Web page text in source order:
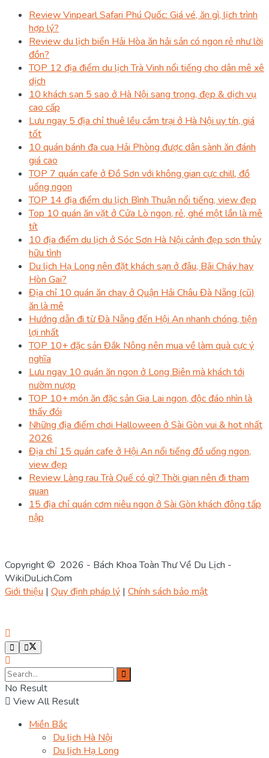
Review Vinpearl Safari Phú Quốc: Giá vé, ăn gì, lịch trình
hợp lý?
Review du lịch biển Hải Hòa ăn hải sản có ngon rẻ như lời
đồn?
TOP 12 địa điểm du lịch Trà Vinh nổi tiếng cho dân mê xê
dịch
10 khách sạn 5 sao ở Hà Nội sang trọng, đẹp & dịch vụ
cao cấp
Lưu ngay 5 địa chỉ thuê lều cắm trại ở Hà Nội uy tín, giá
tốt
10 quán bánh đa cua Hải Phòng được dân sành ăn đánh
giá cao
TOP 7 quán cafe ở Đồ Sơn với không gian cực chill, đồ
uống ngon
TOP 14 địa điểm du lịch Bình Thuận nổi tiếng, view đẹp
Top 10 quán ăn vặt ở Cửa Lò ngon, rẻ, ghé một lần là mê
tít
10 địa điểm du lịch ở Sóc Sơn Hà Nội cảnh đẹp sơn thủy
hữu tình
Du lịch Hạ Long nên đặt khách sạn ở đâu, Bãi Cháy hay
Hòn Gai?
Địa chỉ 10 quán ăn chay ở Quận Hải Châu Đà Nẵng (cũ)
ăn là mê
Hướng dẫn đi từ Đà Nẵng đến Hội An nhanh chóng, tiện
lợi nhất
TOP 10+ đặc sản Đắk Nông nên mua về làm quà cực ý
nghĩa
Lưu ngay 10 quán ăn ngon ở Long Biên mà khách tới
nườm nượp
TOP 10+ món ăn đặc sản Gia Lai ngon, độc đáo nhìn là
thấy đói
Những địa điểm chơi Halloween ở Sài Gòn vui & hot nhất
2026
Địa chỉ 15 quán cafe ở Hội An nổi tiếng đồ uống ngon,
view đẹp
Review Làng rau Trà Quế có gì? Thời gian nên đi tham
quan
15 địa chỉ quán cơm niêu ngon ở Sài Gòn khách đông tấp
nập
Copyright © 2026 - Bách Khoa Toàn Thư Về Du Lịch -
WikiDuLich.Com
Giới thiệu | Quy định pháp lý | Chính sách bảo mật
No Result
View All Result
Miền Bắc
Du lịch Hà Nội
Du lịch Hạ Long